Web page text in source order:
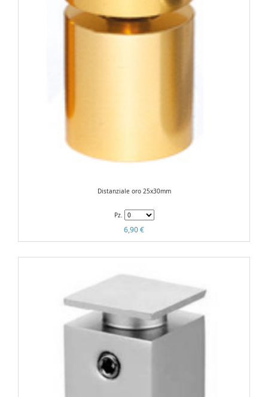
Distanziale oro 25x30mm
Pz.
6,90 €